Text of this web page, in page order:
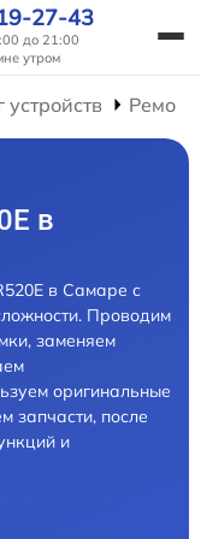
27-43
до 21:00
утром
устройств
в
в Самаре с
Проводим
заменяем
оригинальные
запчасти, после
и